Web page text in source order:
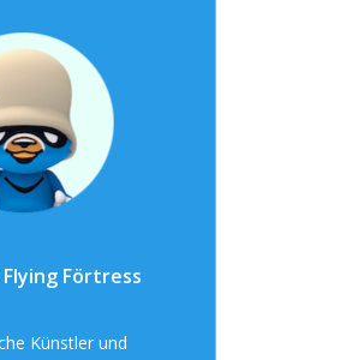
Förtress
Künstler und